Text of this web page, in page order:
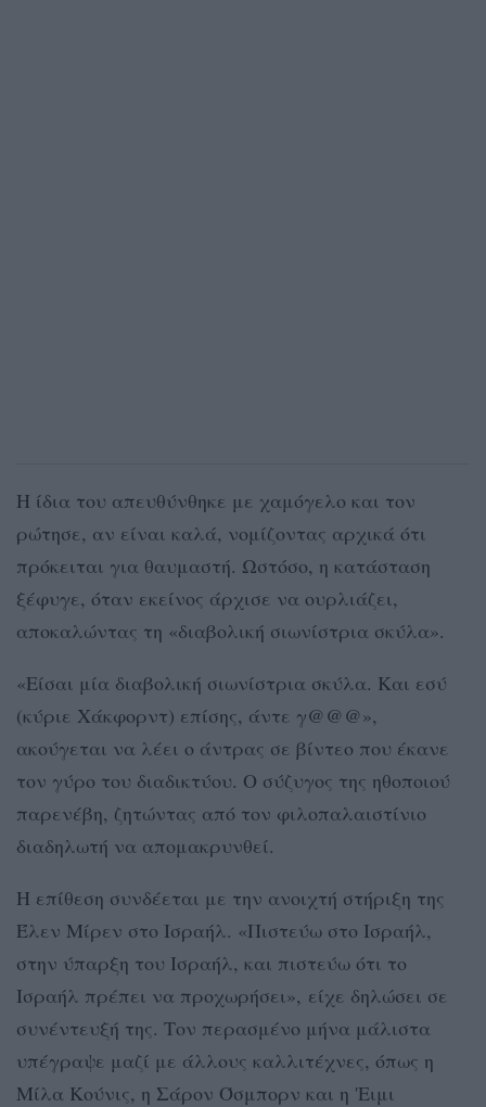
Η ίδια του απευθύνθηκε με χαμόγελο και τον
ρώτησε, αν είναι καλά, νομίζοντας αρχικά ότι
πρόκειται για θαυμαστή. Ωστόσο, η κατάσταση
ξέφυγε, όταν εκείνος άρχισε να ουρλιάζει,
αποκαλώντας τη «διαβολική σιωνίστρια σκύλα».
«Είσαι μία διαβολική σιωνίστρια σκύλα. Και εσύ
(κύριε Χάκφορντ) επίσης, άντε γ@@@»,
ακούγεται να λέει ο άντρας σε βίντεο που έκανε
τον γύρο του διαδικτύου. Ο σύζυγος της ηθοποιού
παρενέβη, ζητώντας από τον φιλοπαλαιστίνιο
διαδηλωτή να απομακρυνθεί.
Η επίθεση συνδέεται με την ανοιχτή στήριξη της
Έλεν Μίρεν στο Ισραήλ. «Πιστεύω στο Ισραήλ,
στην ύπαρξη του Ισραήλ, και πιστεύω ότι το
Ισραήλ πρέπει να προχωρήσει», είχε δηλώσει σε
συνέντευξή της. Τον περασμένο μήνα μάλιστα
υπέγραψε μαζί με άλλους καλλιτέχνες, όπως η
Μίλα Κούνις, η Σάρον Όσμπορν και η 'Ειμι